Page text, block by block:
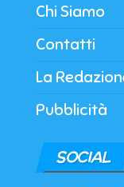
Chi Siamo
Contatti
La
Pubblicità
SOCIAL